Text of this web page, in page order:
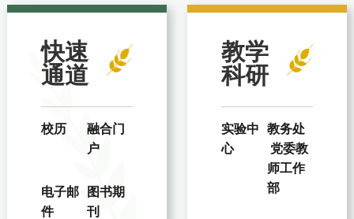
快速
通道
校历
融合门
户
电子邮
件
图书期
刊
教学
科研
实验中
心
教务处
党委教
师工作
部